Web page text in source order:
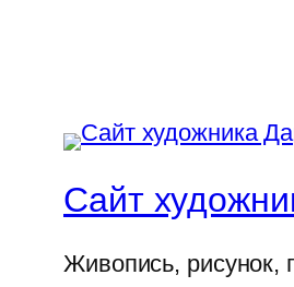
Сайт
Живопись, рисунок,